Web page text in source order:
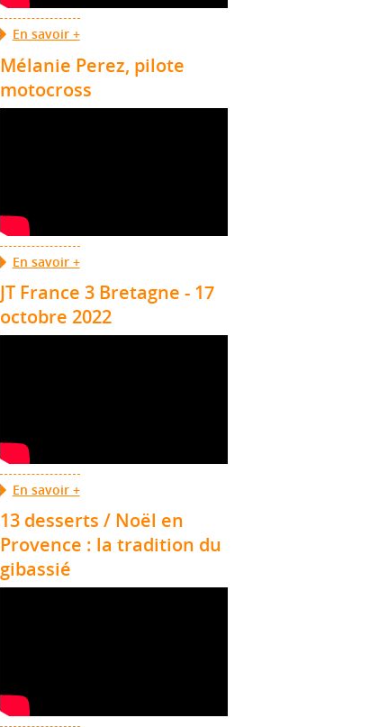
En savoir +
Mélanie Perez, pilote
motocross
En savoir +
JT France 3 Bretagne - 17
octobre 2022
En savoir +
13 desserts / Noël en
Provence : la tradition du
gibassié